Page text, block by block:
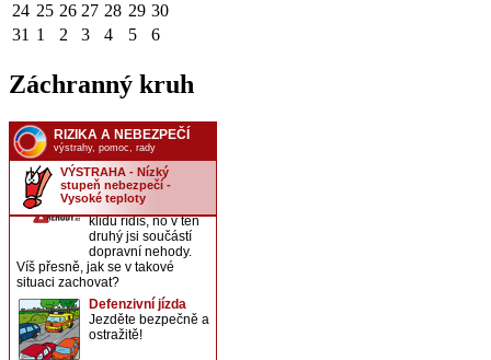
24 25 26 27 28 29 30
31 1 2 3 4 5 6
Záchranný kruh